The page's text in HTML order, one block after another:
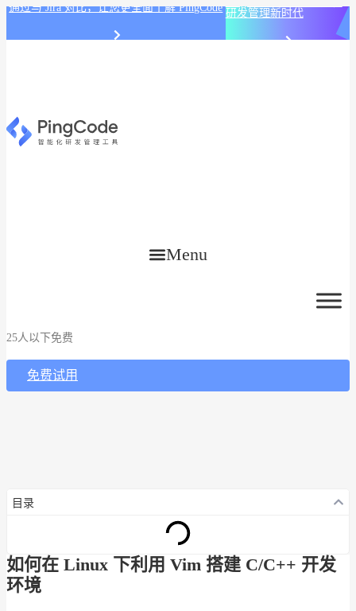
通过与 Jira 对比，让您更全面了解 PingCode 研发管理新时代
Menu
25人以下免费
免费试用
目录
如何在 Linux 下利用 Vim 搭建 C/C++ 开发
环境